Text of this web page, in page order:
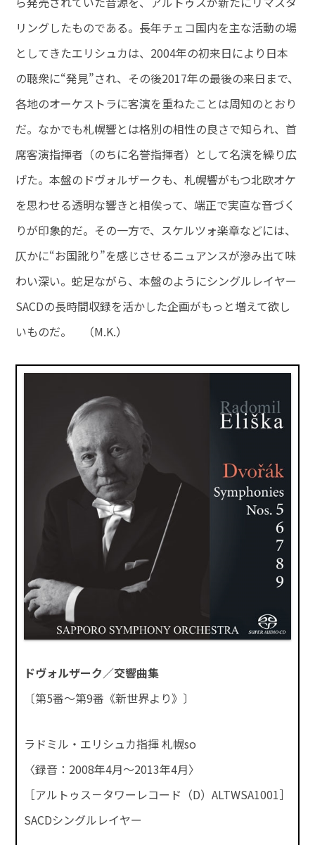
リングしたものである。長年チェコ国内を主な活動の場
としてきたエリシュカは、2004年の初来日により日本
の聴衆に“発見”され、その後2017年の最後の来日まで、
各地のオーケストラに客演を重ねたことは周知のとおり
だ。なかでも札幌響とは格別の相性の良さで知られ、首
席客演指揮者（のちに名誉指揮者）として名演を繰り広
げた。本盤のドヴォルザークも、札幌響がもつ北欧オケ
を思わせる透明な響きと相俟って、端正で実直な音づく
りが印象的だ。その一方で、スケルツォ楽章などには、
仄かに“お国訛り”を感じさせるニュアンスが滲み出て味
わい深い。蛇足ながら、本盤のようにシングルレイヤー
SACDの長時間収録を活かした企画がもっと増えて欲し
いものだ。 （M.K.）
ドヴォルザーク／交響曲集
〔第5番～第9番《新世界より》〕
ラドミル・エリシュカ指揮 札幌so
〈録音：2008年4月～2013年4月〉
［アルトゥス－タワーレコード（D）ALTWSA1001］
SACDシングルレイヤー